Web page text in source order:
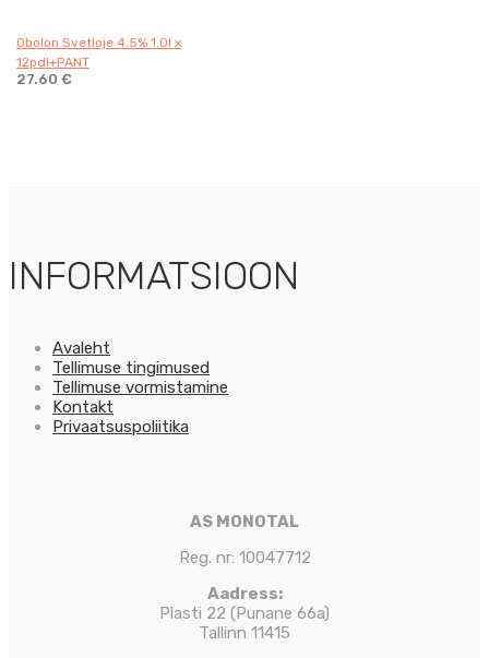
Obolon Svetloje 4.5% 1.0l x
12pdl+PANT
27.60 €
INFORMATSIOON
Avaleht
Tellimuse tingimused
Tellimuse vormistamine
Kontakt
Privaatsuspoliitika
AS MONOTAL
Reg. nr: 10047712
Aadress:
Plasti 22 (Punane 66a)
Tallinn 11415